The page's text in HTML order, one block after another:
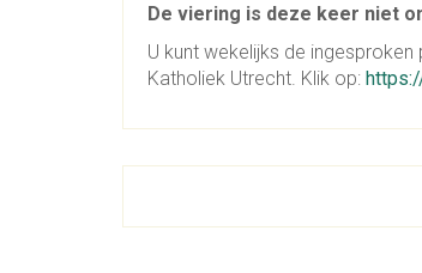
De viering is deze keer niet
U kunt wekelijks de
Katholiek Utrecht. Klik op: ​